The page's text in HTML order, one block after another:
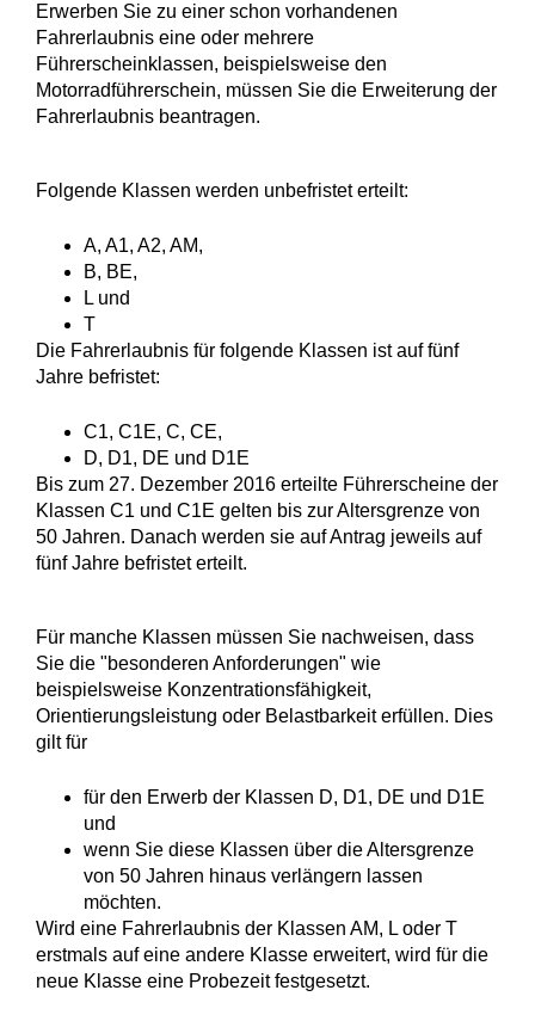
Erwerben Sie zu einer schon vorhandenen
Fahrerlaubnis eine oder mehrere
Führerscheinklassen, beispielsweise den
Motorradführerschein, müssen Sie die Erweiterung der
Fahrerlaubnis beantragen.
Folgende Klassen werden unbefristet erteilt:
A, A1, A2, AM,
B, BE,
L und
T
Die Fahrerlaubnis für folgende Klassen ist auf fünf
Jahre befristet:
C1, C1E, C, CE,
D, D1, DE und D1E
Bis zum 27. Dezember 2016 erteilte Führerscheine der
Klassen C1 und C1E gelten bis zur Altersgrenze von
50 Jahren. Danach werden sie auf Antrag jeweils auf
fünf Jahre befristet erteilt.
Für manche Klassen müssen Sie nachweisen, dass
Sie die "besonderen Anforderungen" wie
beispielsweise Konzentrationsfähigkeit,
Orientierungsleistung oder Belastbarkeit erfüllen. Dies
gilt für
für den Erwerb der Klassen D, D1, DE und D1E
und
wenn Sie diese Klassen über die Altersgrenze
von 50 Jahren hinaus verlängern lassen
möchten.
Wird eine Fahrerlaubnis der Klassen AM, L oder T
erstmals auf eine andere Klasse erweitert, wird für die
neue Klasse eine Probezeit festgesetzt.